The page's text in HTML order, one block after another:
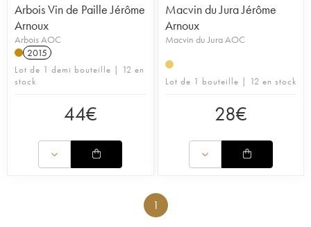
Arbois Vin de Paille Jérôme
Arnoux
Arbois AOC
2015
Lot de 1 demi bouteille | 12 en
stock
44€
Macvin du Jura Jérôme
Arnoux
Macvin du Jura AOC
Lot de 1 bouteille | 12 en stock
28€
1